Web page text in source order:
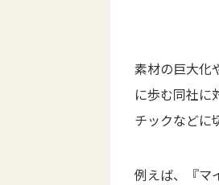
素材の巨大化
に歩む同社に
チックなどに
例えば、『マ